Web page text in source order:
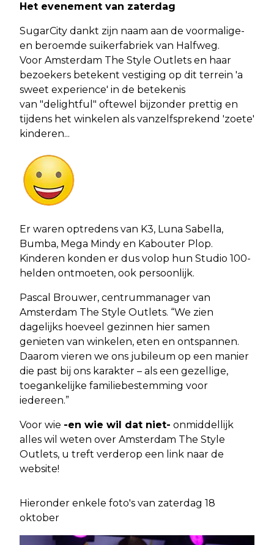
Het evenement van zaterdag
SugarCity dankt zijn naam aan de voormalige-
en beroemde suikerfabriek van Halfweg.
Voor Amsterdam The Style Outlets en haar
bezoekers betekent vestiging op dit terrein 'a
sweet experience' in de betekenis
van "delightful" oftewel bijzonder prettig en
tijdens het winkelen als vanzelfsprekend 'zoete'
kinderen...
Er waren optredens van K3, Luna Sabella,
Bumba, Mega Mindy en Kabouter Plop.
Kinderen konden er dus volop hun Studio 100-
helden ontmoeten, ook persoonlijk.
Pascal Brouwer, centrummanager van
Amsterdam The Style Outlets. “We zien
dagelijks hoeveel gezinnen hier samen
genieten van winkelen, eten en ontspannen.
Daarom vieren we ons jubileum op een manier
die past bij ons karakter – als een gezellige,
toegankelijke familiebestemming voor
iedereen.”
Voor wie -en wie wil dat niet- onmiddellijk
alles wil weten over Amsterdam The Style
Outlets, u treft verderop een link naar de
website!
Hieronder enkele foto's van zaterdag 18
oktober